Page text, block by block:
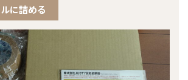
に詰める